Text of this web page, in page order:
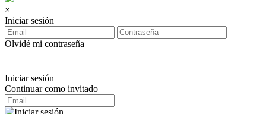
×
Iniciar sesión
Olvidé mi contraseña
Iniciar sesión
Continuar como invitado